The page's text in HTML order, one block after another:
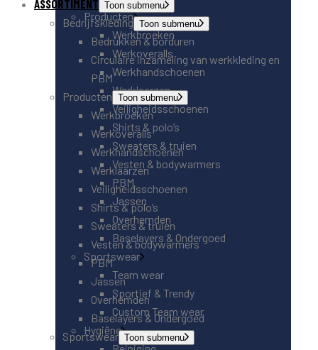
Producten
Werkbroeken
Werkoveralls
Werkhandschoenen
Werklaarzen
Veiligheidsschoenen
Shirts & polo’s
Sweaters & truien
Vesten & bodywarmers
PBM
Jassen
Overhemden
Baselayers & Ondergoed
Sportswear
Team wear
Sportief & Trendy
Custom Team wear
Hygiëne
ASSORTIMENT Toon submenu
Bedrijfskleding Toon submenu
Bedrukken & borduren
Circulaire inzameling van werkkleding en
PBM
Producten Toon submenu
Werkbroeken
Werkoveralls
Werkhandschoenen
Werklaarzen
Veiligheidsschoenen
Shirts & polo’s
Sweaters & truien
Vesten & bodywarmers
PBM
Jassen
Overhemden
Baselayers & Ondergoed
Sportswear Toon submenu